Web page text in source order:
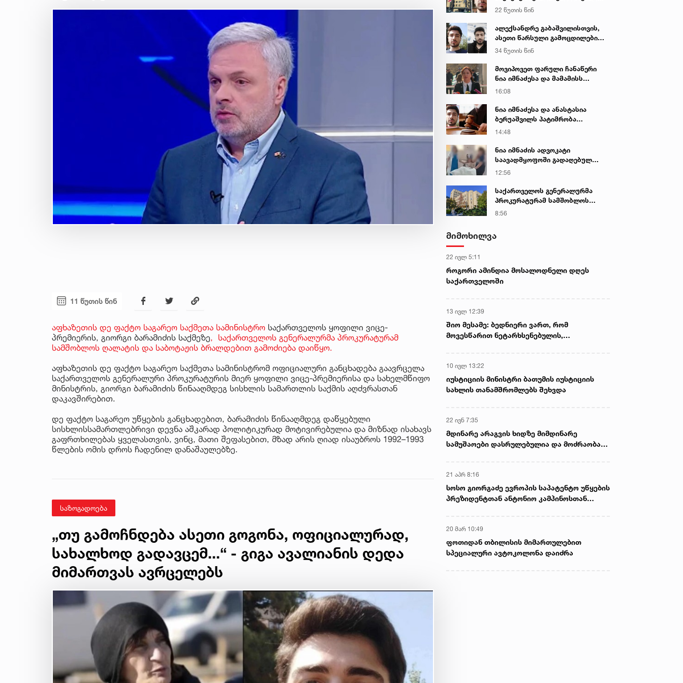
11 წუთის წინ
აფხაზეთის დე ფაქტო საგარეო საქმეთა სამინისტრო საქართველოს ყოფილი ვიცე-
პრემიერის, გიორგი ბარამიძის საქმეზე, საქართველოს გენერალურმა პროკურატურამ
სამშობლოს ღალატის და საბოტაჟის ბრალდებით გამოძიება დაიწყო.
აფხაზეთის დე ფაქტო საგარეო საქმეთა სამინისტრომ ოფიციალური განცხადება გაავრცელა
საქართველოს გენერალური პროკურატურის მიერ ყოფილი ვიცე-პრემიერისა და სახელმწიფო
მინისტრის, გიორგი ბარამიძის წინააღმდეგ სისხლის სამართლის საქმის აღძვრასთან
დაკავშირებით.
დე ფაქტო საგარეო უწყების განცხადებით, ბარამიძის წინააღმდეგ დაწყებული
სისხლისსამართლებრივი დევნა აშკარად პოლიტიკურად მოტივირებულია და მიზნად ისახავს
გაფრთხილებას ყველასთვის, ვინც, მათი შეფასებით, მზად არის ღიად ისაუბროს 1992–1993
წლების ომის დროს ჩადენილ დანაშაულებზე.
საზოგადოება
„თუ გამოჩნდება ასეთი გოგონა, ოფიციალურად,
სახალხოდ გადავცემ...“ - გიგა ავალიანის დედა
მიმართვას ავრცელებს
დაკავებულ არასრულწლოვნებს -
ნია იმნაძესა და ანასტასია
ბერუაშვილს 30 დღის
განმავლობაში ფარულად
22 წუთის წინ
ალექსანდრე გაბაშვილისთვის,
ასეთი წარსული გამოცდილების
ადამიანისთვის ინფორმაციის
მიწოდება, რომ მასწავლებელი
სექსუალურად ავიწროებდა,
ფაქტობრივად, წაქეზება იყო -
34 წუთის წინ
მოვიპოვეთ ფარული ჩანაწერი
ნია იმნაძესა და მამამისს
შორის, განიხილავდნენ, როგორ
- ნიას მამა ამბობს, რომ
არასწორად მოიქცა, თუმცა
ვერ მოიქცეოდა, თანამედროვე
ეპოქაში სხვანაირად ხდება -
პროკურორი
16:08
ნია იმნაძესა და ანასტასია
ბერუაშვილს პატიმრობა
შეეფარდათ
14:48
ნია იმნაძის ადვოკატი
საავადმყოფოში გადაღებულ
კადრებს ავრცელებს
12:56
საქართველოს გენერალურმა
პროკურატურამ სამშობლოს
ღალატის და საბოტაჟის ფაქტზე
8:56
მიმოხილვა
22 ივლ 5:11
როგორი ამინდია მოსალოდნელი დღეს
საქართველოში
13 ივლ 12:39
შიო მესამე: ბედნიერი ვართ, რომ
მოვესწარით ნეტარხსენებულის,
10 ივლ 13:22
იუსტიციის მინისტრი ბათუმის იუსტიციის
სახლის თანამშრომლებს შეხვდა
22 ივნ 7:35
მდინარე არაგვის ხიდზე მიმდინარე
სამუშაოები დასრულებულია და მოძრაობა
21 აპრ 8:16
სოსო გიორგაძე ევროპის საპატენტო უწყების
პრეზიდენტთან ანტონიო კამპინოსთან
20 მარ 10:49
ფოთიდან თბილისის მიმართულებით
სპეციალური ავტოკოლონა დაიძრა